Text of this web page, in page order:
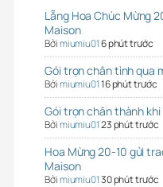
Lẵng Hoa Chúc Mừng
Maison
Bởimiumiu016 phút trước
Gói trọn chân tình qua
Bởimiumiu0116 phút trước
Gói trọn chân thành khi
Bởimiumiu0123 phút trước
Hoa Mừng 20-10 gửi
Maison
Bởimiumiu0130 phút trước